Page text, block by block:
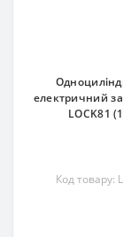
електричний
LOCK81
Код товару: